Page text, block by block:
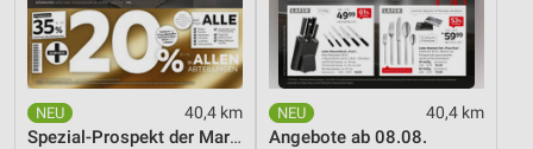
40,4 km
Spezial-Prospekt der Marken
40,4 km
Angebote ab 08.08.